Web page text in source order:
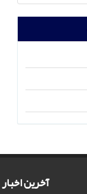
آخرین اخبار